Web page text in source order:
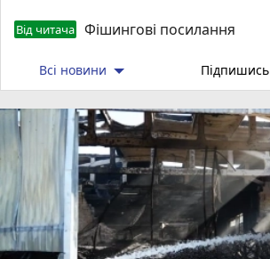
Від читача Фішингові посилання
Всі новини Підпишись